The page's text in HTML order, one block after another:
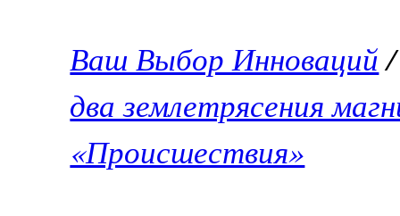
Ваш Выбор Инноваций
два землетрясения
«Происшествия»